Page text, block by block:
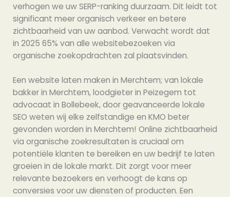
verhogen we uw SERP-ranking duurzaam. Dit leidt tot
significant meer organisch verkeer en betere
zichtbaarheid van uw aanbod. Verwacht wordt dat
in 2025 65% van alle websitebezoeken via
organische zoekopdrachten zal plaatsvinden.
Een website laten maken in Merchtem; van lokale
bakker in Merchtem, loodgieter in Peizegem tot
advocaat in Bollebeek, door geavanceerde lokale
SEO weten wij elke zelfstandige en KMO beter
gevonden worden in Merchtem! Online zichtbaarheid
via organische zoekresultaten is cruciaal om
potentiële klanten te bereiken en uw bedrijf te laten
groeien in de lokale markt. Dit zorgt voor meer
relevante bezoekers en verhoogt de kans op
conversies voor uw diensten of producten. Een